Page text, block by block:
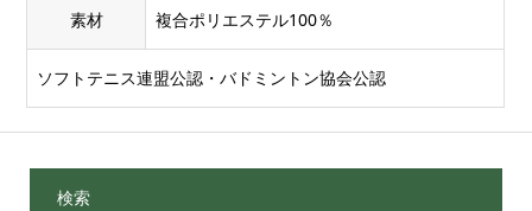
素材 複合ポリエステル100％
ソフトテニス連盟公認・バドミントン協会公認
検索